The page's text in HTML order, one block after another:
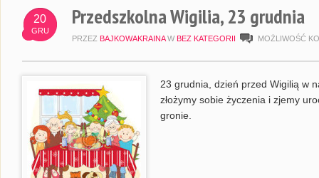
20
GRU
Przedszkolna Wigilia, 23 grudnia
PRZEZ BAJKOWAKRAINA W BEZ KATEGORII MOŻLIWOŚĆ
23 grudnia, dzień przed Wigilią w
złożymy sobie życzenia i zjemy
gronie.